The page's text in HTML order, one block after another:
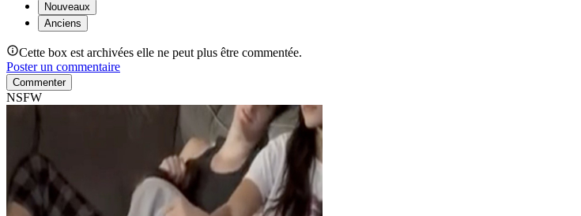
Nouveaux
Anciens
Cette box est archivées elle ne peut plus être commentée.
Poster un commentaire
Commenter
NSFW